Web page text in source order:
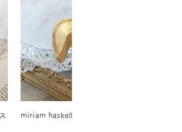
miriam haskellフォーチュンクッキ